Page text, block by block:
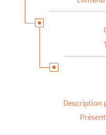
ORG C.4/4.
ORG C.4/4. Partitions
ORG C.4/4.
ORG C.4/4.
ORG C.4/4.
ORG C.4/4.
ORG C.4/5.
ORG C.4/5.
ORG C.4/5.
Description